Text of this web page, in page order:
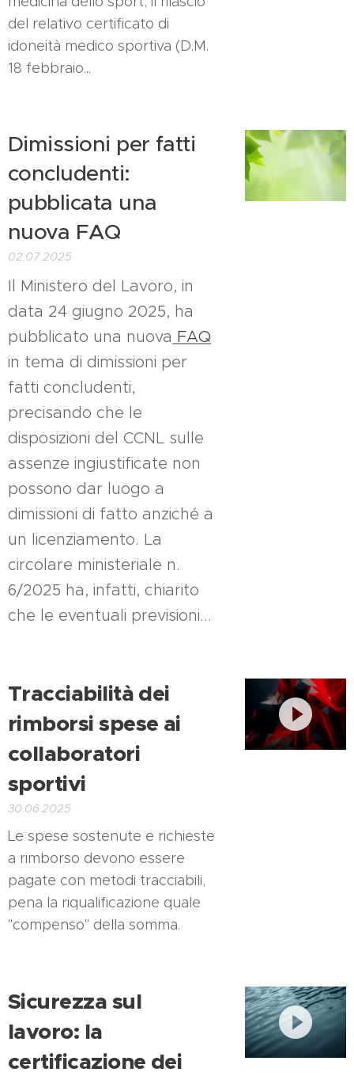
del relativo certificato di
idoneità medico sportiva (D.M.
18 febbraio...
Dimissioni per fatti
concludenti:
pubblicata una
nuova FAQ
02.07.2025
Il Ministero del Lavoro, in
data 24 giugno 2025, ha
pubblicato una nuova FAQ
in tema di dimissioni per
fatti concludenti,
precisando che le
disposizioni del CCNL sulle
assenze ingiustificate non
possono dar luogo a
dimissioni di fatto anziché a
un licenziamento. La
circolare ministeriale n.
6/2025 ha, infatti, chiarito
che le eventuali previsioni...
Tracciabilità dei
rimborsi spese ai
collaboratori
sportivi
30.06.2025
Le spese sostenute e richieste
a rimborso devono essere
pagate con metodi tracciabili,
pena la riqualificazione quale
"compenso" della somma.
Sicurezza sul
lavoro: la
certificazione dei